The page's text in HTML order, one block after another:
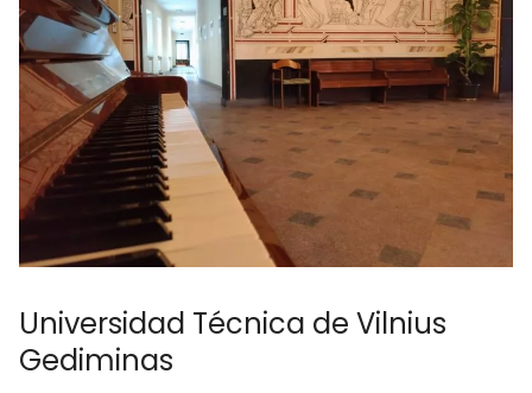
Universidad Técnica de Vilnius
Gediminas